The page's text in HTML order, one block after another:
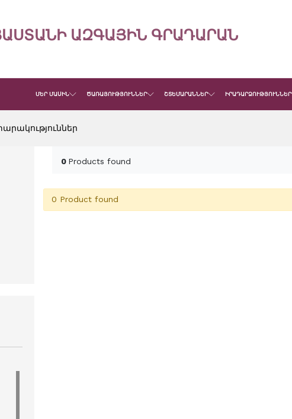
ԱԶԳԱՅԻՆ ԳՐԱԴԱՐԱՆ
ՄԵՐ ՄԱՍԻՆ ԾԱՌԱՅՈՒԹՅՈՒՆՆԵՐ ՇՏԵՄԱՐԱՆՆԵՐ ԻՐԱԴԱՐՁՈՒԹՅՈՒՆՆԵՐ
0 Products found
0 Product found